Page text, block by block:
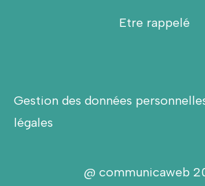
Etre rappelé
Gestion des données
légales
@ communicaweb